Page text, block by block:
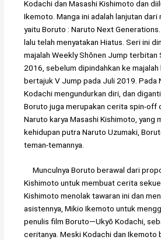
Kodachi dan Masashi Kishimoto dan
Ikemoto. Manga ini adalah lanjutan dari
yaitu Boruto : Naruto Next
lalu telah menyatakan Hiatus. Seri ini
majalah Weekly Shōnen Jump terbitan
2016, sebelum dipindahkan ke majalah
bertajuk V Jump pada Juli 2019. Pada
Kodachi mengundurkan diri, dan
Boruto juga merupakan cerita spin-off
Naruto karya Masashi Kishimoto, yang
kehidupan putra Naruto Uzumaki,
teman-temannya.
Munculnya Boruto berawal dari
Kishimoto untuk membuat cerita
Kishimoto menolak tawaran ini dan
asistennya, Mikio Ikemoto untuk
penulis film Boruto—Ukyō Kodachi,
ceritanya. Meski Kodachi dan Ikemoto